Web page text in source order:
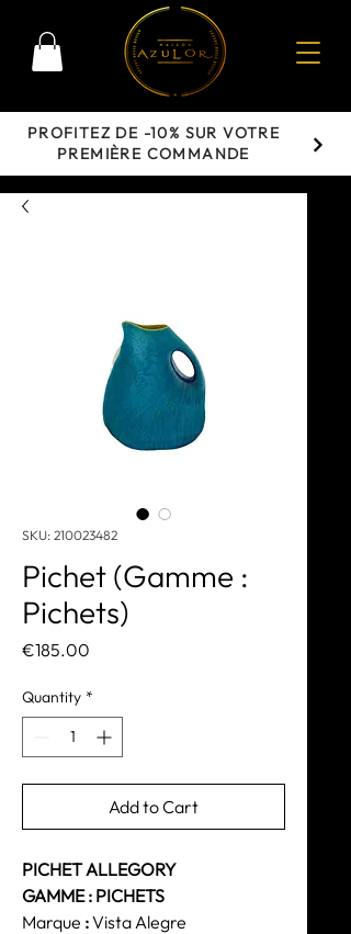
PROFITEZ DE -10% SUR VOTRE
PREMIÈRE COMMANDE
SKU: 210023482
Pichet (Gamme :
Pichets)
€185.00
Quantity *
Add to Cart
PICHET ALLEGORY
GAMME : PICHETS
Marque :Vista Alegre